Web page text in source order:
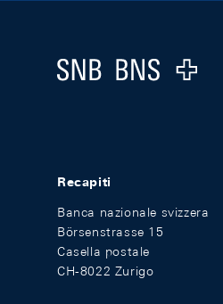
Logo
Recapiti
Banca nazionale svizzera
Börsenstrasse 15
Casella postale
CH-8022 Zurigo